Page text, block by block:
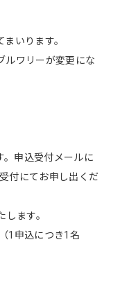
いります。
ルワリーが変更にな
。申込受付メールに
付にてお申し出くだ
ます。
1申込につき1名